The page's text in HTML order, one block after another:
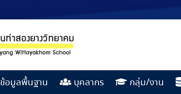
ข้อมูลพื้นฐาน บุคลากร กลุ่ม/งาน